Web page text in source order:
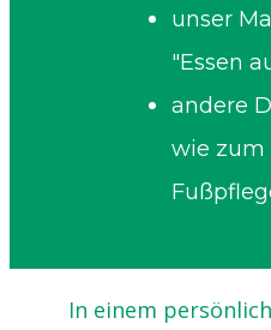
unser
"Essen
andere
wie zum
In einem